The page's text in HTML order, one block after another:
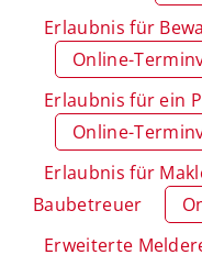
Erlaubnis für
Online-
Erlaubnis für ein
Online-
Erlaubnis für
Baubetreuer
Erweiterte